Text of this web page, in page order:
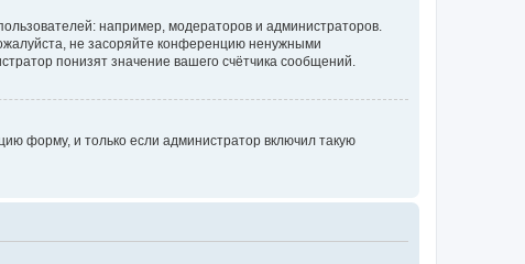
например, модераторов и администраторов.
не засоряйте конференцию ненужными
понизят значение вашего счётчика сообщений.
форму, и только если администратор включил такую